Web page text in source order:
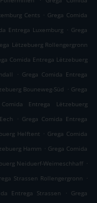
Cents . Grega Comida
Entrega Luxemburg . Grega
Lëtzebuerg Rollengergronn
Comida Entrega Lëtzebuerg
. Grega Comida Entrega
Bouneweg-Süd . Grega
Entrega Lëtzebuerg
. Grega Comida Entrega
Helftent . Grega Comida
Hamm . Grega Comida
Neiduerf-Weimeschhaff .
Strassen Rollengergronn .
Entrega Strassen . Grega